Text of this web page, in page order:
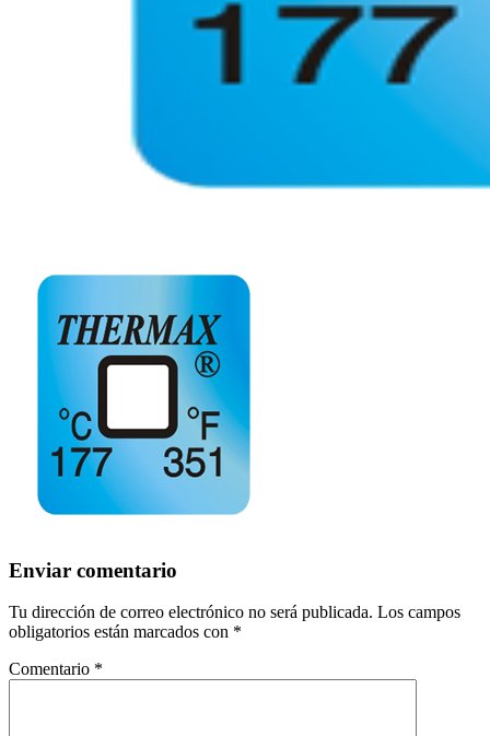
Enviar comentario
Tu dirección de correo electrónico no será publicada. Los campos
obligatorios están marcados con *
Comentario *